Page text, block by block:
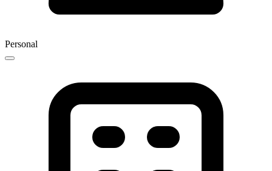
Personal